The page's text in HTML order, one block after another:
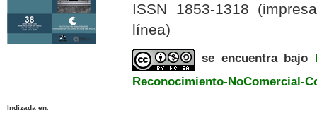
ISSN 1853-1318
línea)
se encuentra bajo
Reconocimiento-NoComercial-
Indizada en: